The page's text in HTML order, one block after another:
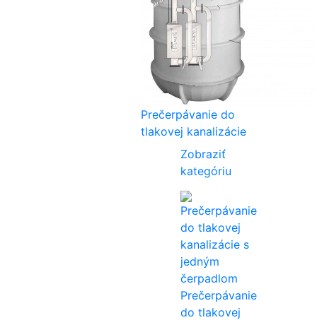
Prečerpávanie do
tlakovej kanalizácie
Zobraziť
kategóriu
Prečerpávanie
do tlakovej